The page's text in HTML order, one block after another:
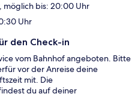
möglich bis: 20:00 Uhr
Uhr
den Check-in
vom Bahnhof angeboten. Bitte
vor der Anreise deine
mit. Die
du auf deiner